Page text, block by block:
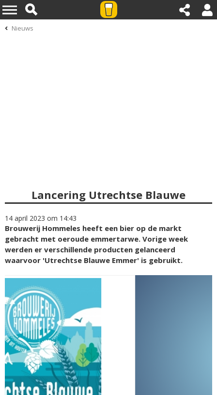
Nieuws
Lancering Utrechtse Blauwe
14 april 2023 om 14:43
Brouwerij Hommeles heeft een bier op de markt
gebracht met oeroude emmertarwe. Vorige week
werden er verschillende producten gelanceerd
waarvoor 'Utrechtse Blauwe Emmer' is gebruikt.